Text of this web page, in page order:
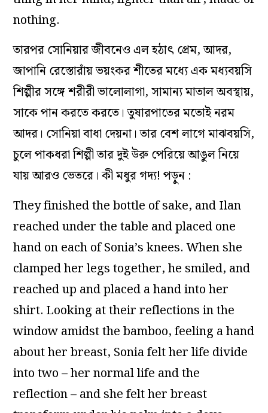
nothing.
তারপর সোনিয়ার জীবনেও এল হঠাৎ প্রেম, আদর,
জাপানি রেস্তোরাঁয় ভয়ংকর শীতের মধ্যে এক মধ্যবয়সি
শিল্পীর সঙ্গে শরীরী ভালোলাগা, সামান্য মাতাল অবস্থায়,
সাকে পান করতে করতে। তুষারপাতের মতোই নরম
আদর। সোনিয়া বাধা দেয়না। তার বেশ লাগে মাঝবয়সি,
চুলে পাকধরা শিল্পী তার দুই উরু পেরিয়ে আঙুল নিয়ে
যায় আরও ভেতরে। কী মধুর গদ্য! পড়ুন :
They finished the bottle of sake, and Ilan
reached under the table and placed one
hand on each of Sonia’s knees. When she
clamped her legs together, he smiled, and
reached up and placed a hand into her
shirt. Looking at their reflections in the
window amidst the bamboo, feeling a hand
about her breast, Sonia felt her life divide
into two – her normal life and the
reflection – and she felt her breast